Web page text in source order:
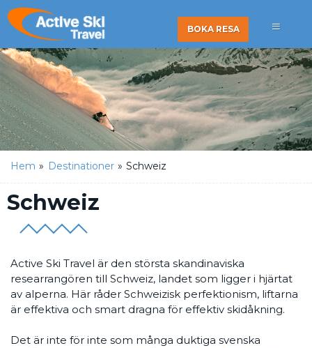
BOKA RESA
Hem » Destinationer » Schweiz
Schweiz
Active Ski Travel är den största skandinaviska
researrangören till Schweiz, landet som ligger i hjärtat
av alperna. Här råder Schweizisk perfektionism, liftarna
är effektiva och smart dragna för effektiv skidåkning.
Det är inte för inte som många duktiga svenska